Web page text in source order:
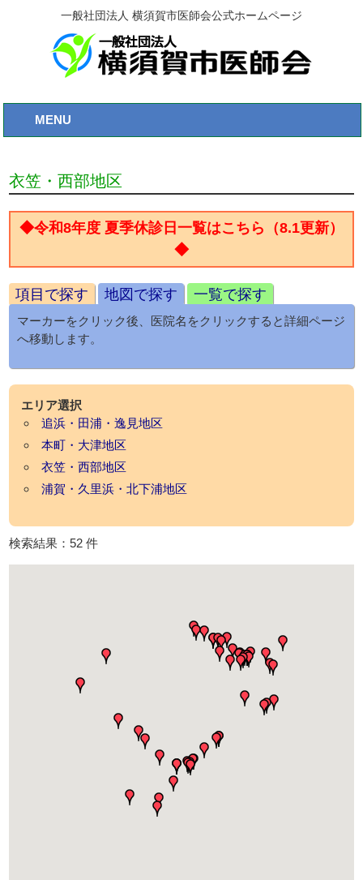
一般社団法人 横須賀市医師会公式ホームページ
MENU
衣笠・西部地区
◆令和8年度 夏季休診日一覧はこちら（8.1更新）
◆
項目で探す 地図で探す 一覧で探す
マーカーをクリック後、医院名をクリックすると詳細ページ
へ移動します。
エリア選択
追浜・田浦・逸見地区
本町・大津地区
衣笠・西部地区
浦賀・久里浜・北下浦地区
検索結果：52 件